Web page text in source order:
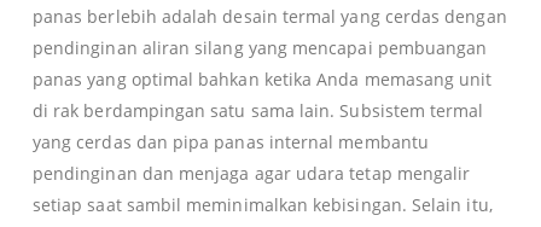
panas berlebih adalah desain termal yang cerdas dengan
pendinginan aliran silang yang mencapai pembuangan
panas yang optimal bahkan ketika Anda memasang unit
di rak berdampingan satu sama lain. Subsistem termal
yang cerdas dan pipa panas internal membantu
pendinginan dan menjaga agar udara tetap mengalir
setiap saat sambil meminimalkan kebisingan. Selain itu,